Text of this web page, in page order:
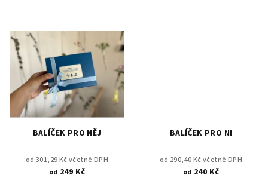
BALÍČEK PRO NĚJ
od 301,29 Kč včetně DPH
od 249 Kč
BALÍČEK PRO NI
od 290,40 Kč včetně DPH
od 240 Kč